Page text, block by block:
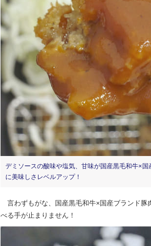
デミソースの酸味や塩気、甘味が国産黒毛和牛×
に美味しさレベルアップ！
言わずもがな、国産黒毛和牛×国産ブランド豚
べる手が止まりません！